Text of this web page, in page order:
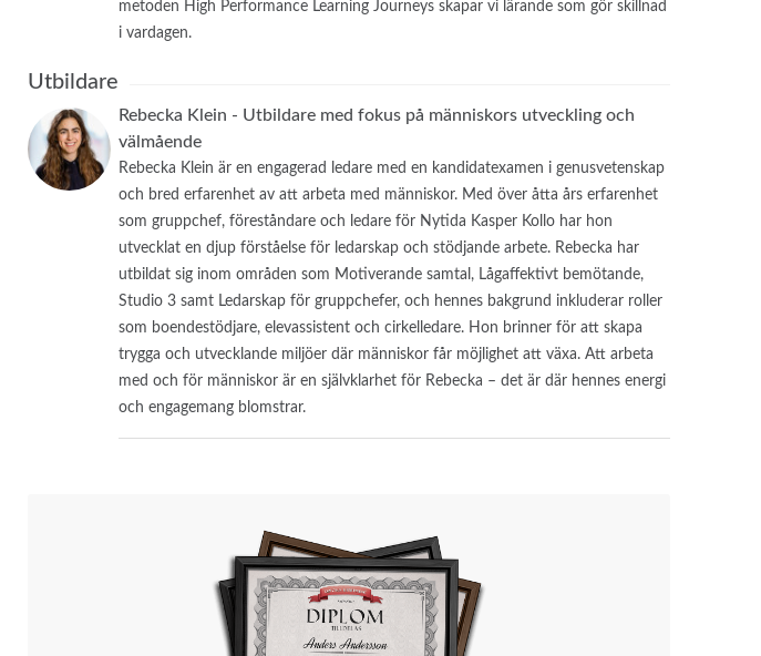
metoden High Performance Learning Journeys skapar vi lärande som gör skillnad
i vardagen.
Utbildare
Rebecka Klein - Utbildare med fokus på människors utveckling och
välmående
Rebecka Klein är en engagerad ledare med en kandidatexamen i genusvetenskap
och bred erfarenhet av att arbeta med människor. Med över åtta års erfarenhet
som gruppchef, föreståndare och ledare för Nytida Kasper Kollo har hon
utvecklat en djup förståelse för ledarskap och stödjande arbete. Rebecka har
utbildat sig inom områden som Motiverande samtal, Lågaffektivt bemötande,
Studio 3 samt Ledarskap för gruppchefer, och hennes bakgrund inkluderar roller
som boendestödjare, elevassistent och cirkelledare. Hon brinner för att skapa
trygga och utvecklande miljöer där människor får möjlighet att växa. Att arbeta
med och för människor är en självklarhet för Rebecka – det är där hennes energi
och engagemang blomstrar.